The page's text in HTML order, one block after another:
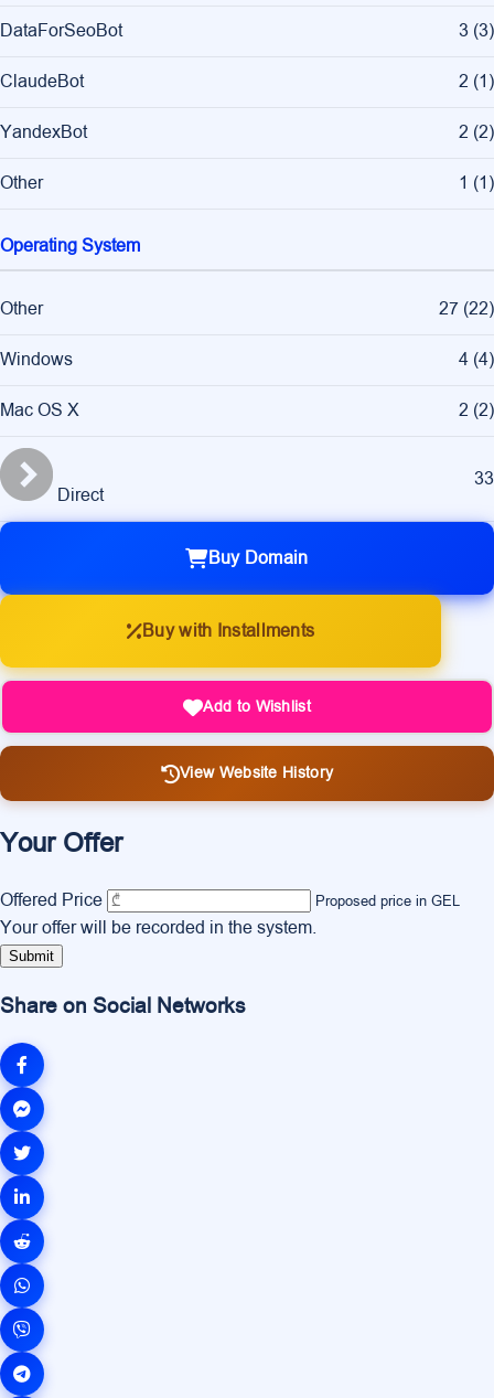
DataForSeoBot 3 (3)
ClaudeBot 2 (1)
YandexBot 2 (2)
Other 1 (1)
Operating System
Other 27 (22)
Windows 4 (4)
Mac OS X 2 (2)
Direct
33
Buy Domain
Buy with Installments
Add to Wishlist
View Website History
Your Offer
Offered Price Proposed price in GEL
Your offer will be recorded in the system.
Submit
Share on Social Networks